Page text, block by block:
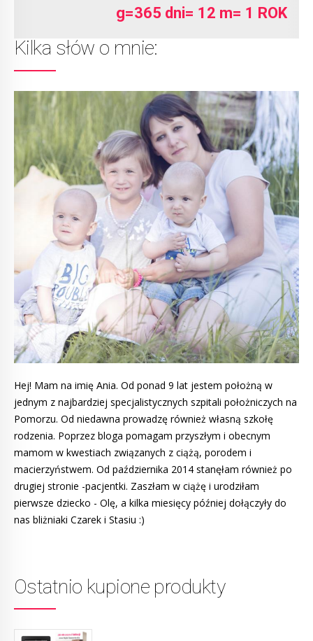
g=365 dni= 12 m= 1 ROK
Kilka słów o mnie:
Hej! Mam na imię Ania. Od ponad 9 lat jestem położną w
jednym z najbardziej specjalistycznych szpitali położniczych na
Pomorzu. Od niedawna prowadzę również własną szkołę
rodzenia. Poprzez bloga pomagam przyszłym i obecnym
mamom w kwestiach związanych z ciążą, porodem i
macierzyństwem. Od października 2014 stanęłam również po
drugiej stronie -pacjentki. Zaszłam w ciążę i urodziłam
pierwsze dziecko - Olę, a kilka miesięcy później dołączyły do
nas bliżniaki Czarek i Stasiu :)
Ostatnio kupione produkty